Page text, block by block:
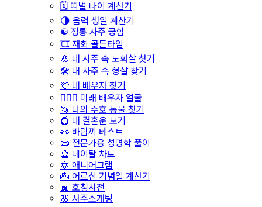
🗓️ 띠별 나이 계산기
🌗 음력 생일 계산기
☯️ 정통 사주 궁합
🎞️ 재회 골든타임
🌸 내 사주 속 도화살 찾기
🛠️ 내 사주 속 형살 찾기
💘 내 배우자 찾기
👩‍❤️‍👨 미래 배우자 얼굴
🦄 나의 수호 동물 찾기
💍 내 결혼운 보기
👀 바람끼 테스트
📜 전문가용 성명학 풀이
🔮 네이탈 차트
🔯 애니어그램
🎂 어르신 기념일 계산기
📖 호칭사전
🌸 사주소개팅